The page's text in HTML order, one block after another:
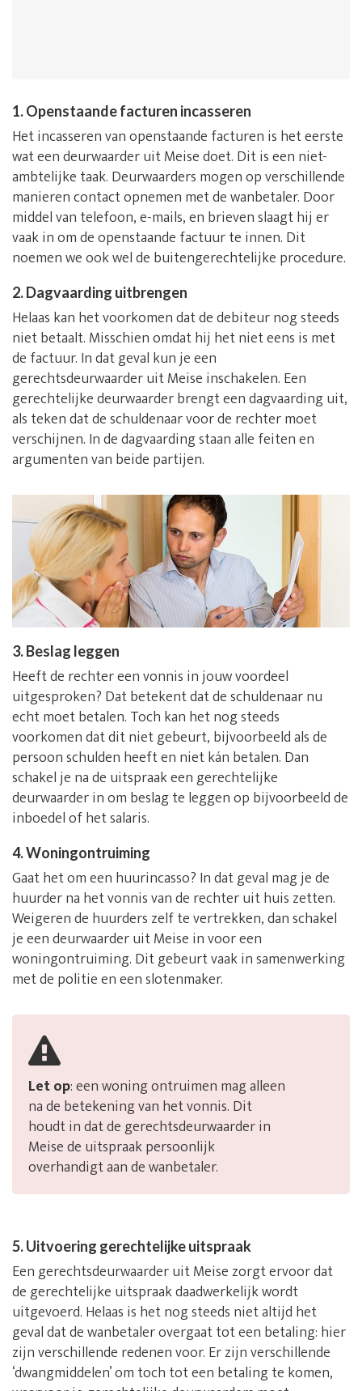
1. Openstaande facturen incasseren
Het incasseren van openstaande facturen is het eerste
wat een deurwaarder uit Meise doet. Dit is een niet-
ambtelijke taak. Deurwaarders mogen op verschillende
manieren contact opnemen met de wanbetaler. Door
middel van telefoon, e-mails, en brieven slaagt hij er
vaak in om de openstaande factuur te innen. Dit
noemen we ook wel de buitengerechtelijke procedure.
2. Dagvaarding uitbrengen
Helaas kan het voorkomen dat de debiteur nog steeds
niet betaalt. Misschien omdat hij het niet eens is met
de factuur. In dat geval kun je een
gerechtsdeurwaarder uit Meise inschakelen. Een
gerechtelijke deurwaarder brengt een dagvaarding uit,
als teken dat de schuldenaar voor de rechter moet
verschijnen. In de dagvaarding staan alle feiten en
argumenten van beide partijen.
3. Beslag leggen
Heeft de rechter een vonnis in jouw voordeel
uitgesproken? Dat betekent dat de schuldenaar nu
echt moet betalen. Toch kan het nog steeds
voorkomen dat dit niet gebeurt, bijvoorbeeld als de
persoon schulden heeft en niet kán betalen. Dan
schakel je na de uitspraak een gerechtelijke
deurwaarder in om beslag te leggen op bijvoorbeeld de
inboedel of het salaris.
4. Woningontruiming
Gaat het om een huurincasso? In dat geval mag je de
huurder na het vonnis van de rechter uit huis zetten.
Weigeren de huurders zelf te vertrekken, dan schakel
je een deurwaarder uit Meise in voor een
woningontruiming. Dit gebeurt vaak in samenwerking
met de politie en een slotenmaker.
Let op: een woning ontruimen mag alleen
na de betekening van het vonnis. Dit
houdt in dat de gerechtsdeurwaarder in
Meise de uitspraak persoonlijk
overhandigt aan de wanbetaler.
5. Uitvoering gerechtelijke uitspraak
Een gerechtsdeurwaarder uit Meise zorgt ervoor dat
de gerechtelijke uitspraak daadwerkelijk wordt
uitgevoerd. Helaas is het nog steeds niet altijd het
geval dat de wanbetaler overgaat tot een betaling: hier
zijn verschillende redenen voor. Er zijn verschillende
‘dwangmiddelen’ om toch tot een betaling te komen,